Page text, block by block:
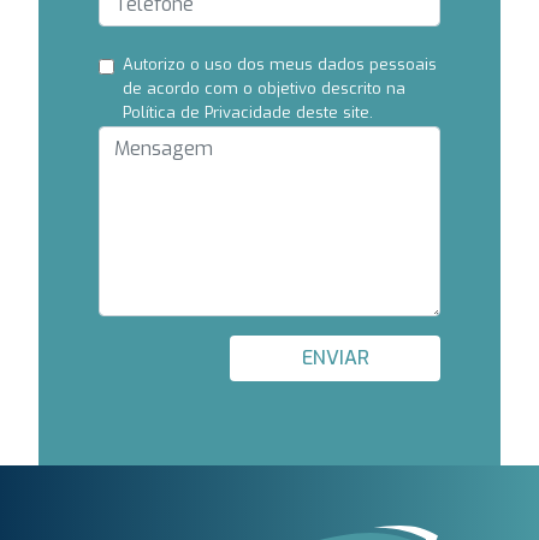
Autorizo ​​o uso dos meus dados pessoais
de acordo com o objetivo descrito na
Política de Privacidade deste site.
ENVIAR